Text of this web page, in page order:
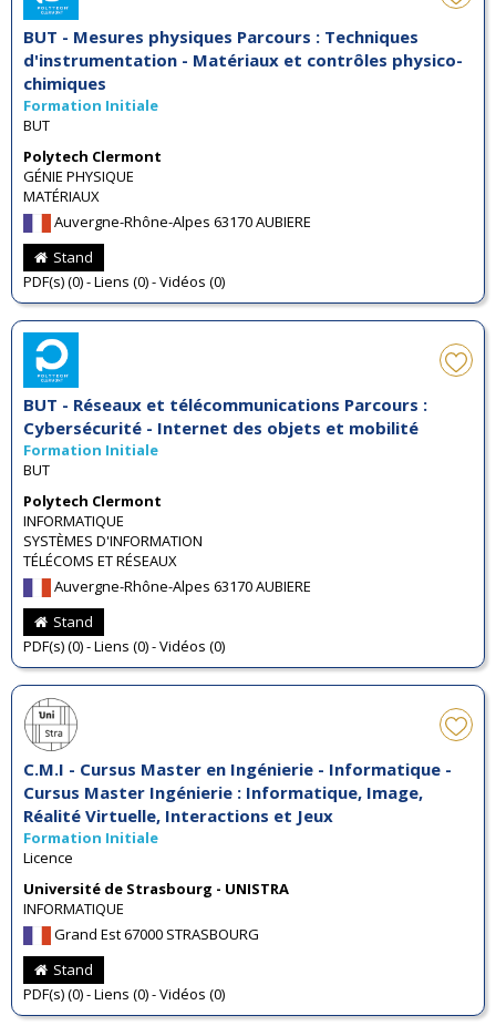
BUT - Mesures physiques Parcours : Techniques
d'instrumentation - Matériaux et contrôles physico-
chimiques
Formation Initiale
BUT
Polytech Clermont
GÉNIE PHYSIQUE
MATÉRIAUX
Auvergne-Rhône-Alpes 63170 AUBIERE
Stand
PDF(s) (0) - Liens (0) - Vidéos (0)
BUT - Réseaux et télécommunications Parcours :
Cybersécurité - Internet des objets et mobilité
Formation Initiale
BUT
Polytech Clermont
INFORMATIQUE
SYSTÈMES D'INFORMATION
TÉLÉCOMS ET RÉSEAUX
Auvergne-Rhône-Alpes 63170 AUBIERE
Stand
PDF(s) (0) - Liens (0) - Vidéos (0)
C.M.I - Cursus Master en Ingénierie - Informatique -
Cursus Master Ingénierie : Informatique, Image,
Réalité Virtuelle, Interactions et Jeux
Formation Initiale
Licence
Université de Strasbourg - UNISTRA
INFORMATIQUE
Grand Est 67000 STRASBOURG
Stand
PDF(s) (0) - Liens (0) - Vidéos (0)